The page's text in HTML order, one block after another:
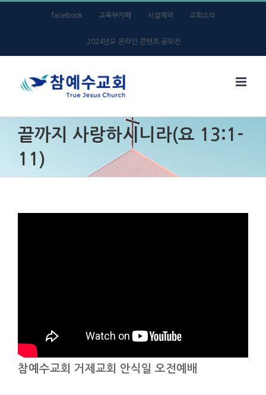
facebook 교육부카페 시설예약 교회소식
2024년도 온라인 콘텐츠 공모전
끝까지 사랑하시니라(요 13:1-
11)
참예수교회 거제교회 안식일 오전예배